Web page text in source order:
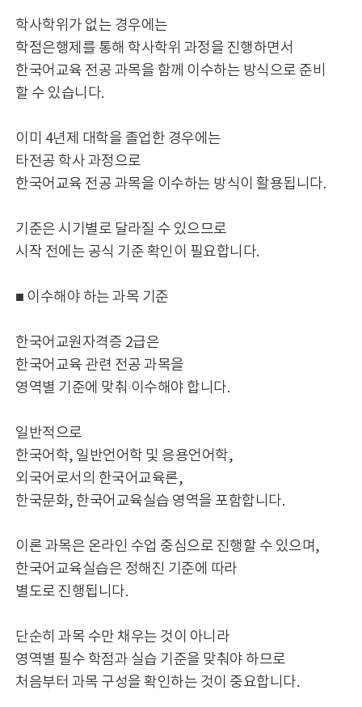
학사학위가 없는 경우에는
학점은행제를 통해 학사학위 과정을 진행하면서
한국어교육 전공 과목을 함께 이수하는 방식으로 준비
할 수 있습니다.
이미 4년제 대학을 졸업한 경우에는
타전공 학사 과정으로
한국어교육 전공 과목을 이수하는 방식이 활용됩니다.
기준은 시기별로 달라질 수 있으므로
시작 전에는 공식 기준 확인이 필요합니다.
■ 이수해야 하는 과목 기준
한국어교원자격증 2급은
한국어교육 관련 전공 과목을
영역별 기준에 맞춰 이수해야 합니다.
일반적으로
한국어학, 일반언어학 및 응용언어학,
외국어로서의 한국어교육론,
한국문화, 한국어교육실습 영역을 포함합니다.
이론 과목은 온라인 수업 중심으로 진행할 수 있으며,
한국어교육실습은 정해진 기준에 따라
별도로 진행됩니다.
단순히 과목 수만 채우는 것이 아니라
영역별 필수 학점과 실습 기준을 맞춰야 하므로
처음부터 과목 구성을 확인하는 것이 중요합니다.